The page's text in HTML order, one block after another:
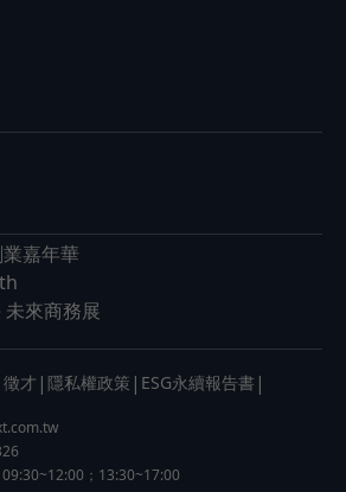
嘉年華
來商務展
徵才 | 隱私權政策 | ESG永續報告書 |
；13:30~17:00